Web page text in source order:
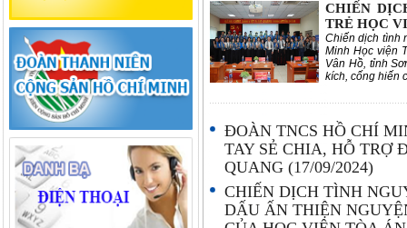
CHIẾN
TRẺ HỌC
Chiến dịch tình
Minh Học viện
Vân Hồ, tỉnh
kích, cống hiến
ĐOÀN TNCS HỒ CHÍ
TAY SẺ CHIA, HỖ TRỢ
QUANG (17/09/2024)
CHIẾN DỊCH TÌNH
DẤU ẤN THIỆN